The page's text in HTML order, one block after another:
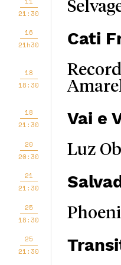
21:30
16
21h30
Cati
18
18:30
18
21:30
Vai e
20
20:30
Luz
21
21:30
25
18:30
25
21:30